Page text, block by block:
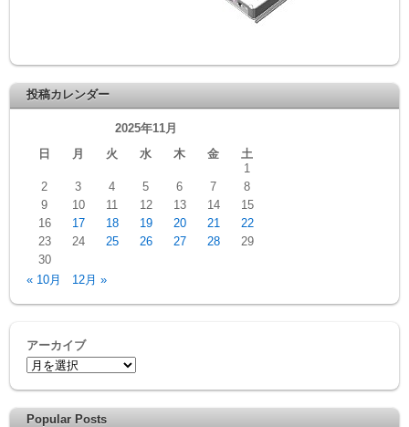
投稿カレンダー
2025年11月
日
月 火 水 木 金
土
1
2
3 4 5 6 7
8
9
10 11 12 13 14
15
16
17 18 19 20 21
22
23
24 25 26 27 28
29
30
« 10月
12月 »
アーカイブ
Popular Posts